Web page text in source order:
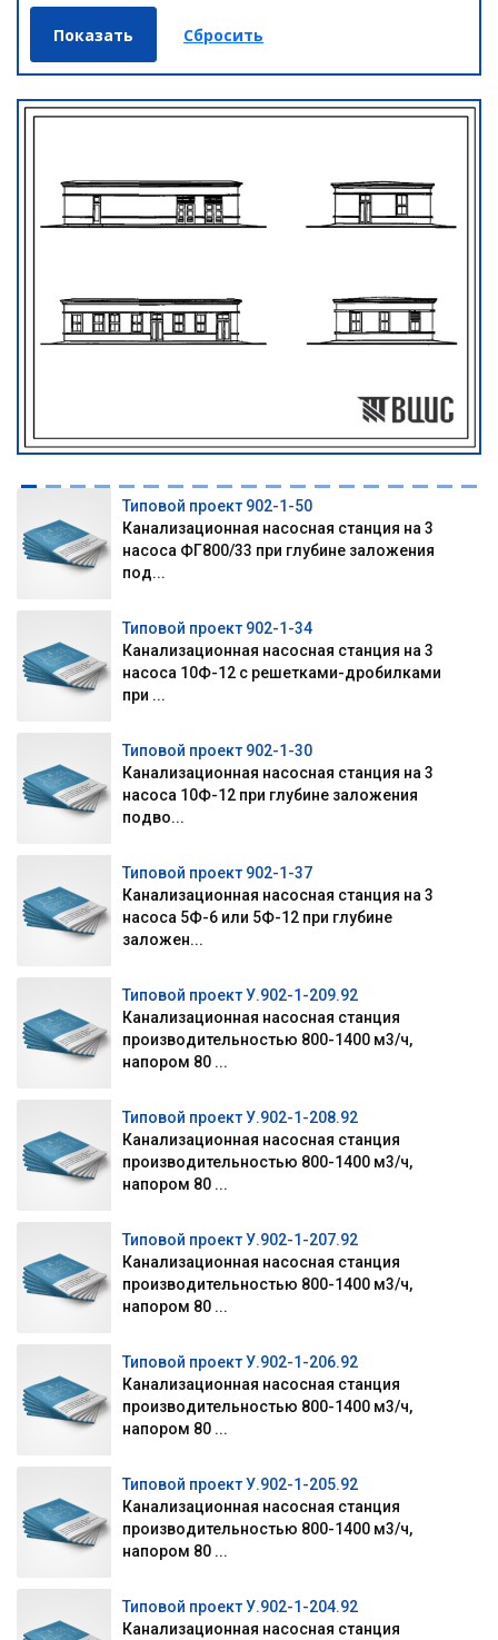
Типовой проект 902-1-50
Канализационная насосная станция на 3
насоса ФГ800/33 при глубине заложения
под...
Типовой проект 902-1-34
Канализационная насосная станция на 3
насоса 10Ф-12 с решетками-дробилками
при ...
Типовой проект 902-1-30
Канализационная насосная станция на 3
насоса 10Ф-12 при глубине заложения
подво...
Типовой проект 902-1-37
Канализационная насосная станция на 3
насоса 5Ф-6 или 5Ф-12 при глубине
заложен...
Типовой проект У.902-1-209.92
Канализационная насосная станция
производительностью 800-1400 м3/ч,
напором 80 ...
Типовой проект У.902-1-208.92
Канализационная насосная станция
производительностью 800-1400 м3/ч,
напором 80 ...
Типовой проект У.902-1-207.92
Канализационная насосная станция
производительностью 800-1400 м3/ч,
напором 80 ...
Типовой проект У.902-1-206.92
Канализационная насосная станция
производительностью 800-1400 м3/ч,
напором 80 ...
Типовой проект У.902-1-205.92
Канализационная насосная станция
производительностью 800-1400 м3/ч,
напором 80 ...
Типовой проект У.902-1-204.92
Канализационная насосная станция